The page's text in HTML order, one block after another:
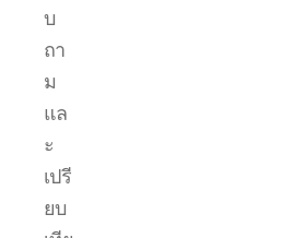
บ
ถา
ม
แล
ะ
เปรี
ยบ